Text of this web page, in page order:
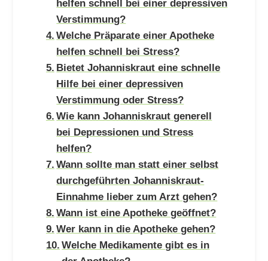
helfen schnell bei einer depressiven
Verstimmung?
Welche Präparate einer Apotheke
helfen schnell bei Stress?
Bietet Johanniskraut eine schnelle
Hilfe bei einer depressiven
Verstimmung oder Stress?
Wie kann Johanniskraut generell
bei Depressionen und Stress
helfen?
Wann sollte man statt einer selbst
durchgeführten Johanniskraut-
Einnahme lieber zum Arzt gehen?
Wann ist eine Apotheke geöffnet?
Wer kann in die Apotheke gehen?
Welche Medikamente gibt es in